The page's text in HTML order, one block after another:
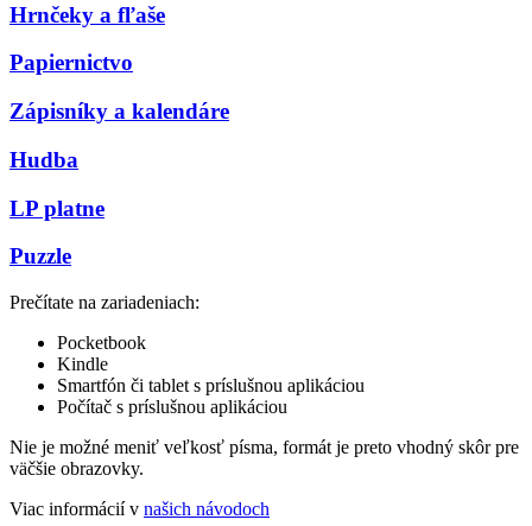
Hrnčeky a fľaše
Papiernictvo
Zápisníky a kalendáre
Hudba
LP platne
Puzzle
Prečítate na zariadeniach:
Pocketbook
Kindle
Smartfón či tablet s príslušnou aplikáciou
Počítač s príslušnou aplikáciou
Nie je možné meniť veľkosť písma, formát je preto vhodný skôr pre
väčšie obrazovky.
Viac informácií v našich návodoch